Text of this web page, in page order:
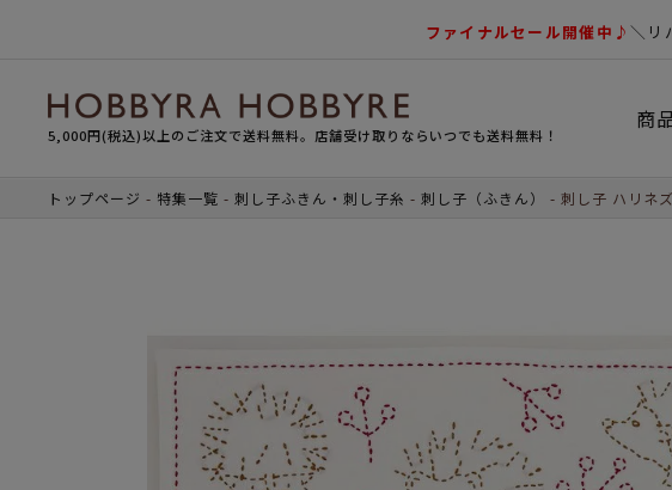
ファイナルセール開催中♪＼リ
5,000円(税込)以上のご注文で送料無料。店舗受け取りならいつでも送料無料！
商
トップページ 特集一覧 刺し子ふきん・刺し子糸 刺し子（ふきん） 刺し子 ハリネ